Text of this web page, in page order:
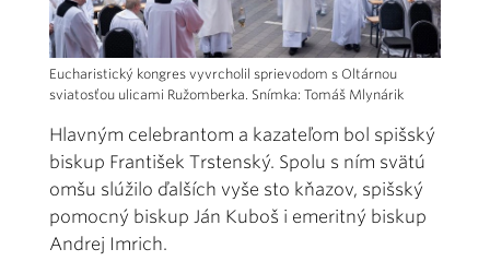
Eucharistický kongres vyvrcholil sprievodom s Oltárnou
sviatosťou ulicami Ružomberka. Snímka: Tomáš Mlynárik
Hlavným celebrantom a kazateľom bol spišský
biskup František Trstenský. Spolu s ním svätú
omšu slúžilo ďalších vyše sto kňazov, spišský
pomocný biskup Ján Kuboš i emeritný biskup
Andrej Imrich.